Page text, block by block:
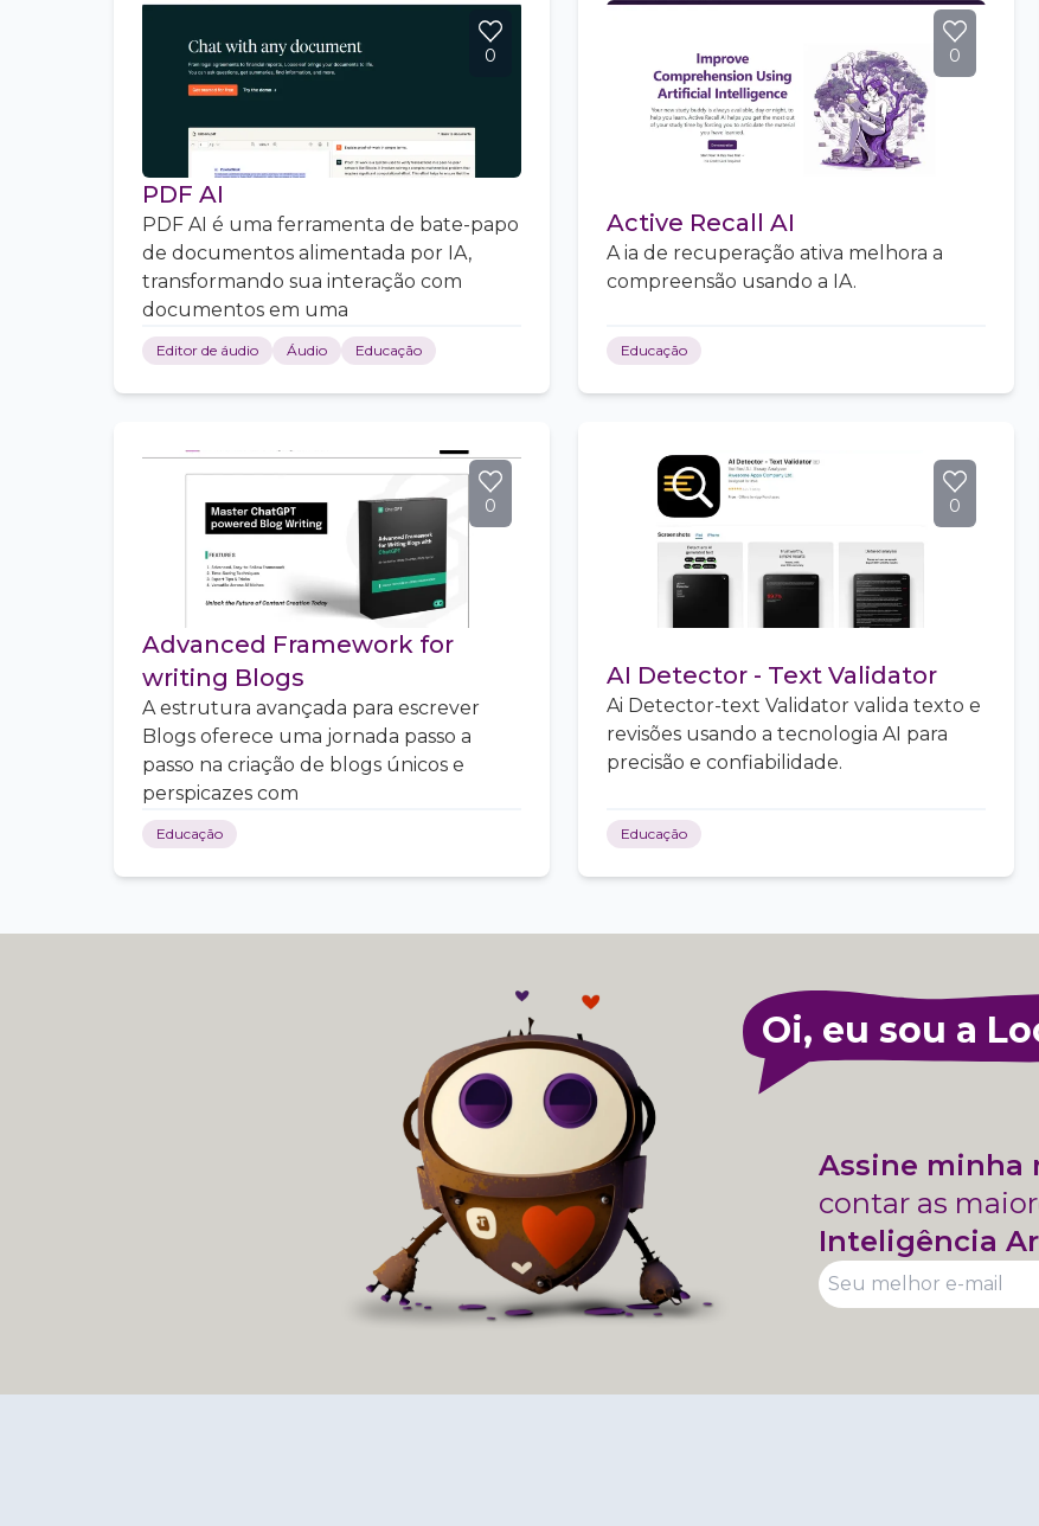
0
PDF AI
PDF AI é uma ferramenta de bate-papo
de documentos alimentada por IA,
transformando sua interação com
documentos em uma
Editor de áudio Áudio Educação
0
Active Recall AI
A ia de recuperação ativa melhora a
compreensão usando a IA.
Educação
0
Advanced Framework for
writing Blogs
A estrutura avançada para escrever
Blogs oferece uma jornada passo a
passo na criação de blogs únicos e
perspicazes com
Educação
0
AI Detector - Text Validator
Ai Detector-text Validator valida texto e
revisões usando a tecnologia AI para
precisão e confiabilidade.
Educação
Oi, eu sou a
Assine minha
contar as
Inteligência